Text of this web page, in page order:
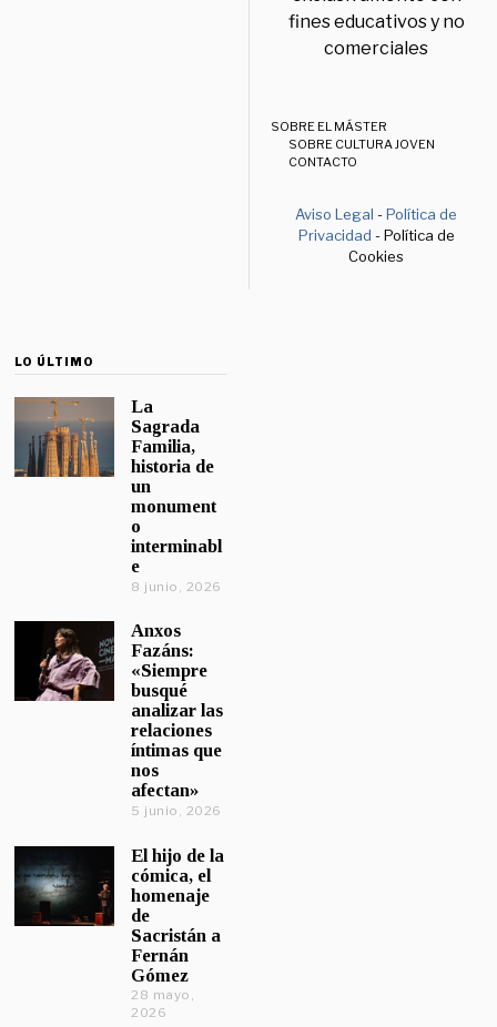
fines educativos y no
comerciales
SOBRE EL MÁSTER
SOBRE CULTURA JOVEN
CONTACTO
Aviso Legal -Política de
Privacidad - Política de
Cookies
LO ÚLTIMO
La
Sagrada
Familia,
historia de
un
monument
o
interminabl
e
8 junio, 2026
Anxos
Fazáns:
«Siempre
busqué
analizar las
relaciones
íntimas que
nos
afectan»
5 junio, 2026
El hijo de la
cómica, el
homenaje
de
Sacristán a
Fernán
Gómez
28 mayo,
2026